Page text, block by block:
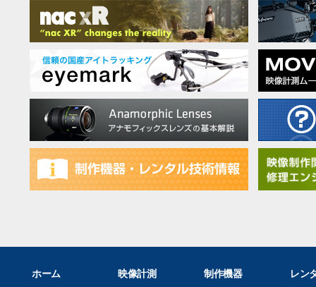
ホーム 映像計測 制作機器 レン